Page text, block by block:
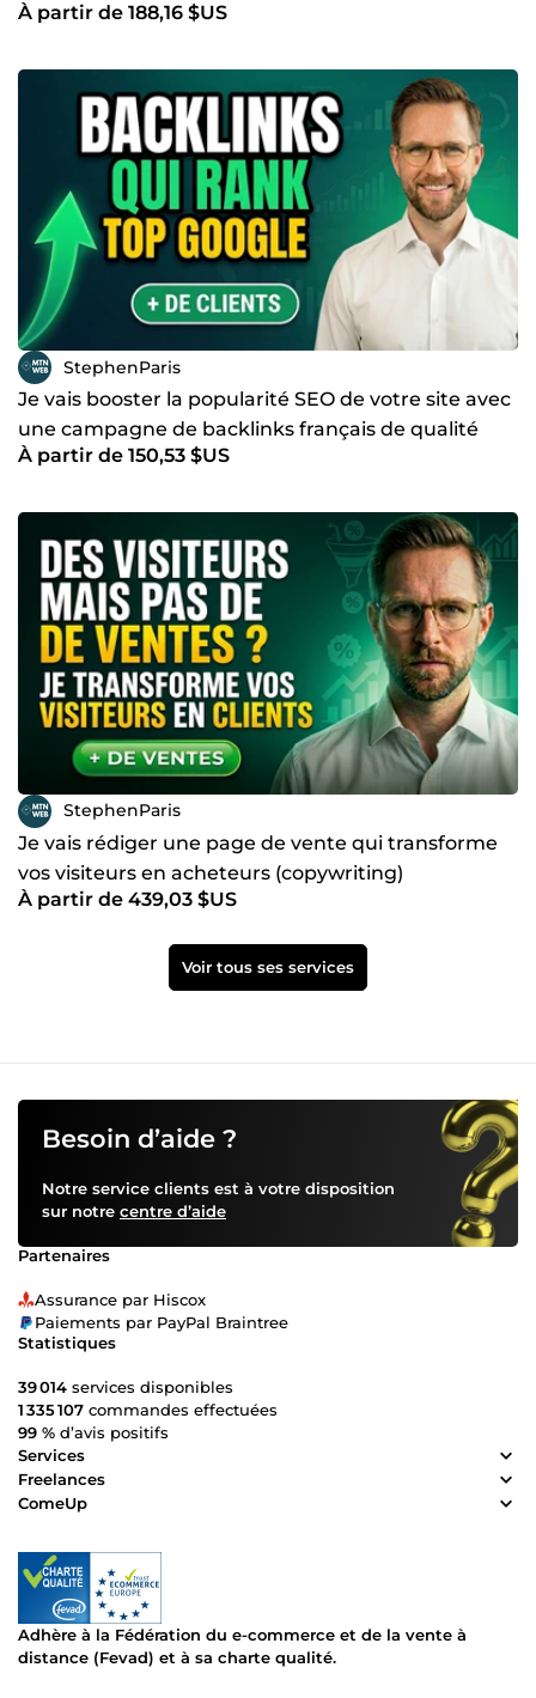
À partir de 188,16 $US
StephenParis
Je vais booster la popularité SEO de votre site avec
une campagne de backlinks français de qualité
À partir de 150,53 $US
StephenParis
Je vais rédiger une page de vente qui transforme
vos visiteurs en acheteurs (copywriting)
À partir de 439,03 $US
Voir tous ses services
Besoin d’aide ?
Notre service clients est à votre disposition
sur notre centre d’aide
Partenaires
Assurance par Hiscox
Paiements par PayPal Braintree
Statistiques
39 014 services disponibles
1 335 107 commandes effectuées
99 % d’avis positifs
Services
Freelances
ComeUp
Adhère à la Fédération du e-commerce et de la vente à
distance (Fevad) et à sa charte qualité.